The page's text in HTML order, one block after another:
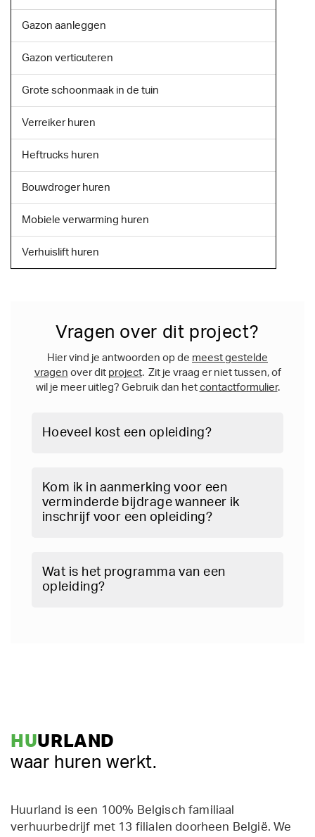
Gazon aanleggen
Gazon verticuteren
Grote schoonmaak in de tuin
Verreiker huren
Heftrucks huren
Bouwdroger huren
Mobiele verwarming huren
Verhuislift huren
Vragen over dit project?
Hier vind je antwoorden op de meest gestelde
vragen over dit project. Zit je vraag er niet tussen, of
wil je meer uitleg? Gebruik dan het contactformulier.
Hoeveel kost een opleiding?
Kom ik in aanmerking voor een
verminderde bijdrage wanneer ik
inschrijf voor een opleiding?
Wat is het programma van een
opleiding?
HUURLAND
waar huren werkt.
Huurland is een 100% Belgisch familiaal
verhuurbedrijf met 13 filialen doorheen België. We